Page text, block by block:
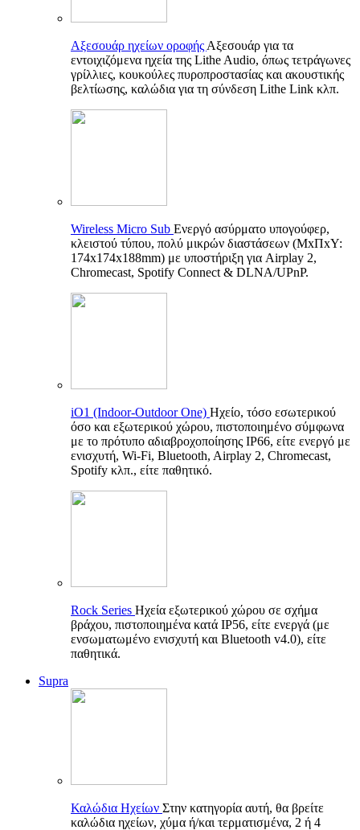
Αξεσουάρ ηχείων οροφής Αξεσουάρ για τα
εντοιχιζόμενα ηχεία της Lithe Audio, όπως τετράγωνες
γρίλλιες, κουκούλες πυροπροστασίας και ακουστικής
βελτίωσης, καλώδια για τη σύνδεση Lithe Link κλπ.
Wireless Micro Sub Ενεργό ασύρματο υπογούφερ,
κλειστού τύπου, πολύ μικρών διαστάσεων (ΜxΠxΥ:
174x174x188mm) με υποστήριξη για Airplay 2,
Chromecast, Spotify Connect & DLNA/UPnP.
iO1 (Indoor-Outdoor One) Ηχείο, τόσο εσωτερικού
όσο και εξωτερικού χώρου, πιστοποιημένο σύμφωνα
με το πρότυπο αδιαβροχοποίησης IP66, είτε ενεργό με
ενισχυτή, Wi-Fi, Bluetooth, Airplay 2, Chromecast,
Spotify κλπ., είτε παθητικό.
Rock Series Ηχεία εξωτερικού χώρου σε σχήμα
βράχου, πιστοποιημένα κατά IP56, είτε ενεργά (με
ενσωματωμένο ενισχυτή και Bluetooth v4.0), είτε
παθητικά.
Supra
Καλώδια Ηχείων Στην κατηγορία αυτή, θα βρείτε
καλώδια ηχείων, χύμα ή/και τερματισμένα, 2 ή 4